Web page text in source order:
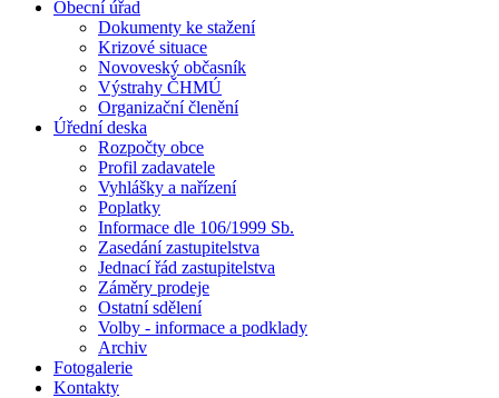
Obecní úřad
Dokumenty ke stažení
Krizové situace
Novoveský občasník
Výstrahy ČHMÚ
Organizační členění
Úřední deska
Rozpočty obce
Profil zadavatele
Vyhlášky a nařízení
Poplatky
Informace dle 106/1999 Sb.
Zasedání zastupitelstva
Jednací řád zastupitelstva
Záměry prodeje
Ostatní sdělení
Volby - informace a podklady
Archiv
Fotogalerie
Kontakty